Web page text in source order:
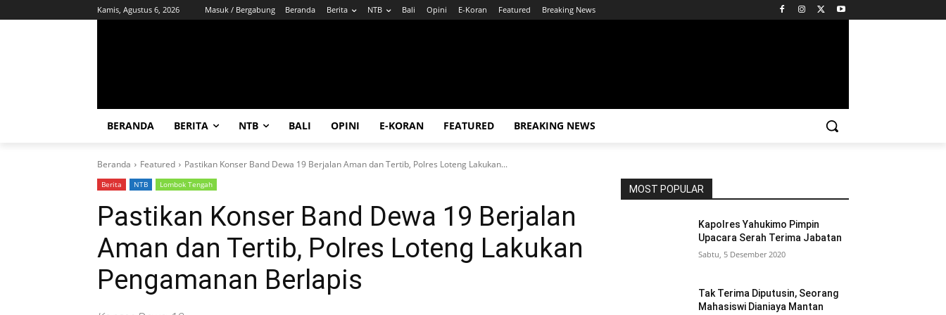
Kamis, Agustus 6, 2026 Masuk / Bergabung Beranda Berita NTB Bali Opini E-Koran Featured Breaking News
BERANDA BERITA NTB BALI OPINI E-KORAN FEATURED BREAKING NEWS
Beranda Featured Pastikan Konser Band Dewa 19 Berjalan Aman dan Tertib, Polres Loteng Lakukan...
Berita NTB Lombok Tengah
Pastikan Konser Band Dewa 19 Berjalan
Aman dan Tertib, Polres Loteng Lakukan
Pengamanan Berlapis
MOST POPULAR
Kapolres Yahukimo Pimpin
Upacara Serah Terima Jabatan
Sabtu, 5 Desember 2020
Tak Terima Diputusin, Seorang
Mahasiswi Dianiaya Mantan